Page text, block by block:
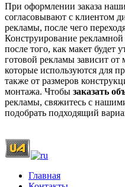
При оформлении заказа
согласовывают с клиентом
рекламы, после чего
Конструирование рекламной
после того, как макет будет
готовой рекламы зависит от
которые используются для
также от размеров
монтажа. Чтобы заказать
рекламы, свяжитесь с
подобрать подходящий
Главная